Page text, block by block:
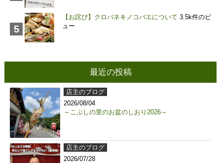
【お詫び】クロバネキノコバエについて 3.5k件のビ
ュー
最近の投稿
店主のブログ
2026/08/04
～こぶしの里のお盆のしおり2026～
店主のブログ
2026/07/28